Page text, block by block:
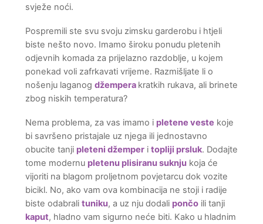
svježe noći.
Pospremili ste svu svoju zimsku garderobu i htjeli
biste nešto novo. Imamo široku ponudu pletenih
odjevnih komada za prijelazno razdoblje, u kojem
ponekad voli zafrkavati vrijeme. Razmišljate li o
nošenju laganog džempera kratkih rukava, ali brinete
zbog niskih temperatura?
Nema problema, za vas imamo i pletene veste koje
bi savršeno pristajale uz njega ili jednostavno
obucite tanji pleteni džemperi topliji prsluk. Dodajte
tome modernu pletenu plisiranu suknjukoja će
vijoriti na blagom proljetnom povjetarcu dok vozite
bicikl. No, ako vam ova kombinacija ne stoji i radije
biste odabrali tuniku, a uz nju dodali pončoili tanji
kaput, hladno vam sigurno neće biti. Kako u hladnim